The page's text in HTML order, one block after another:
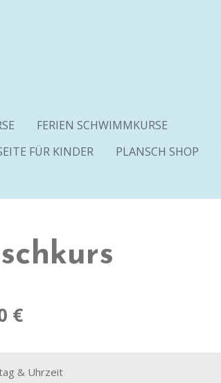
FERIEN SCHWIMMKURSE
FÜR KINDER PLANSCH SHOP
€
& Uhrzeit